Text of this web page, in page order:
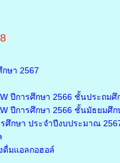
ษา 2567
ปีการศึกษา 2566 ชั้นประถมศึ
ปีการศึกษา 2566 ชั้นมัธยมศึก
ศึกษา ประจำปีงบประมาณ
ดื่มแอลกอฮอล์